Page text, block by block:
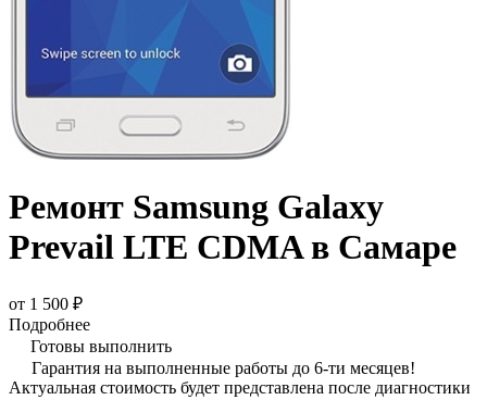
Ремонт Samsung Galaxy
Prevail LTE CDMA в Самаре
от 1 500 ₽
Подробнее
Готовы выполнить
Гарантия на выполненные работы до 6-ти месяцев!
Актуальная стоимость будет представлена после диагностики